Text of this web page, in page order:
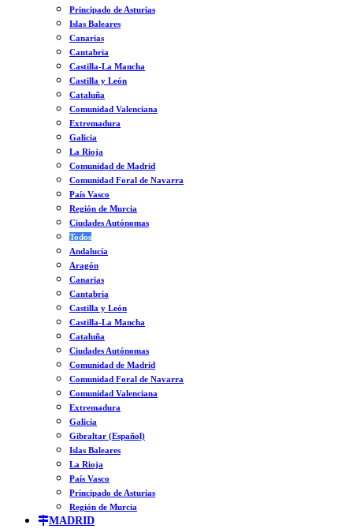
Principado de Asturias
Islas Baleares
Canarias
Cantabria
Castilla-La Mancha
Castilla y León
Cataluña
Comunidad Valenciana
Extremadura
Galicia
La Rioja
Comunidad de Madrid
Comunidad Foral de Navarra
País Vasco
Región de Murcia
Ciudades Autónomas
Todos
Andalucía
Aragón
Canarias
Cantabria
Castilla y León
Castilla-La Mancha
Cataluña
Ciudades Autónomas
Comunidad de Madrid
Comunidad Foral de Navarra
Comunidad Valenciana
Extremadura
Galicia
Gibraltar (Español)
Islas Baleares
La Rioja
País Vasco
Principado de Asturias
Región de Murcia
MADRID